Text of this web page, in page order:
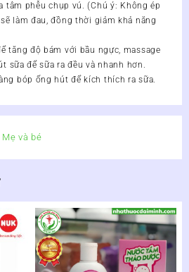
tâm phễu chụp vú. (Chú ý: Không ép
làm đau, đồng thời giảm khả năng
tăng độ bám với bầu ngực, massage
sữa để sữa ra đều và nhanh hơn.
bóp ống hút để kích thích ra sữa.
Mẹ và bé